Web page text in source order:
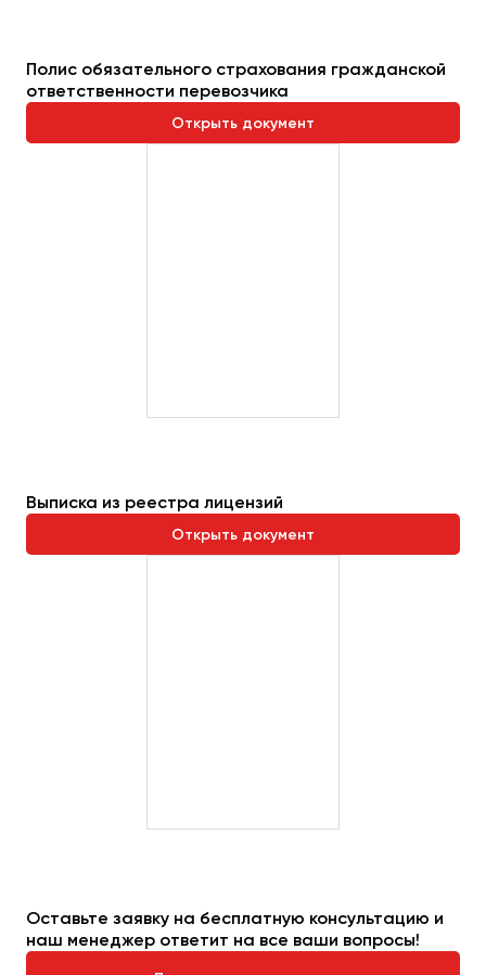
Полис обязательного страхования гражданской
ответственности перевозчика
Открыть документ
Выписка из реестра лицензий
Открыть документ
Оставьте заявку на бесплатную консультацию и
наш менеджер ответит на все ваши вопросы!